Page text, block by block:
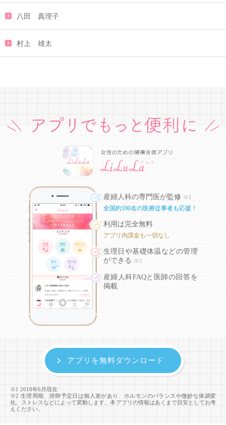
八田 真理子
村上 雄太
産婦人科の専門医が監修 ※1
全国約100名の医療従事者も応援！
利用は完全無料
アプリ内課金も一切なし
生理日や基礎体温などの管理
ができる
※2
産婦人科FAQと医師の回答を
掲載
※1 2018年6月現在
※2 生理周期、排卵予定日は個人差があり、ホルモンのバランスや微妙な体調変
化、ストレスなどによって変動します。本アプリの情報はあくまで目安としてお考
えください。
アプリを無料ダウンロード